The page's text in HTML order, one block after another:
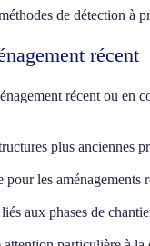
de détection à
récent
récent ou
plus anciennes
les aménagements
aux phases de